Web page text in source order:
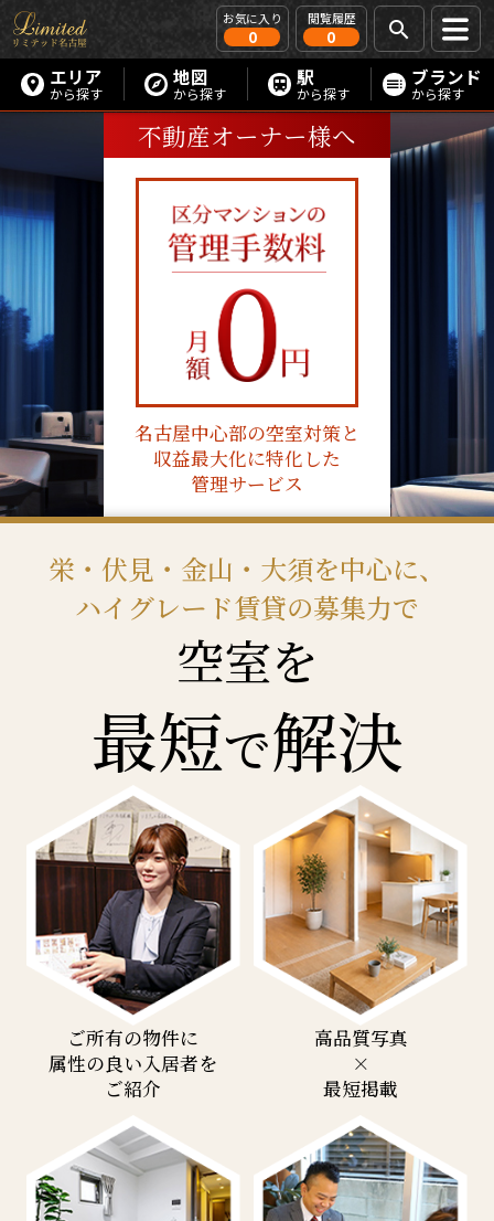
お気に入り
0
閲覧履歴
0
エリア
から探す
地図
から探す
駅
から探す
ブランド
から探す
不動産オーナー様へ
名古屋中心部の空室対策と
収益最大化に特化した
管理サービス
栄・伏見・金山・大須を中心に、
ハイグレード賃貸の募集力で
空室を
最短で解決
ご所有の物件に
属性の良い入居者を
ご紹介
高品質写真
×
最短掲載